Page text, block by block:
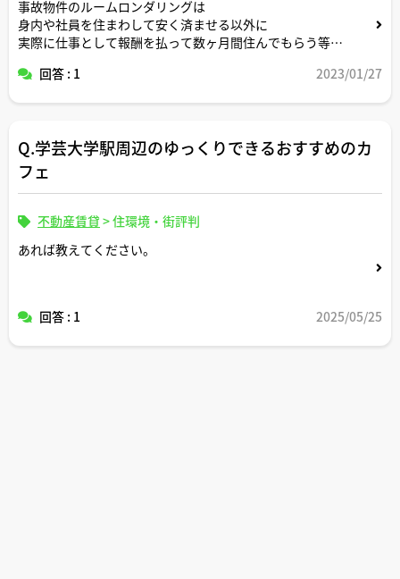
事故物件のルームロンダリングは
身内や社員を住まわして安く済ませる以外に
実際に仕事として報酬を払って数ヶ月間住んでもらう等あ
回答 : 1 2023/01/27
Q.学芸大学駅周辺のゆっくりできるおすすめのカ
フェ
不動産賃貸 >住環境・街評判
あれば教えてください。
回答 : 1 2025/05/25